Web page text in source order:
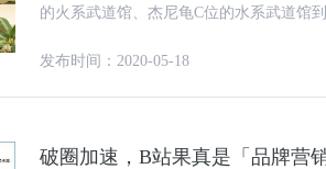
的火系武道馆、杰尼龟C位的水系武道馆
发布时间：2020-05-18
破圈加速，B站果真是「品牌营